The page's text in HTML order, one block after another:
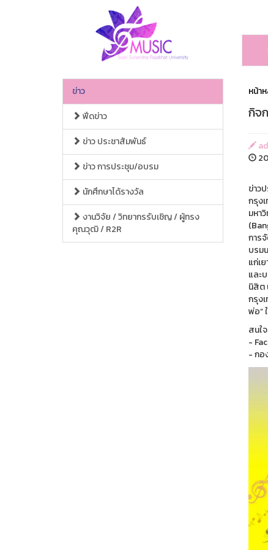
ข่าว
ฟีดข่าว
ข่าว ประชาสัมพันธ์
ข่าว การประชุม/อบรม
นักศึกษาได้รางวัล
งานวิจัย / วิทยากรรับเชิญ / ผู้ทรง
คุณวุฒิ / R2R
หน้า
กิจ
ข่าว
กรุง
มหา
การ
บรม
แก่เ
และ
นิสิต
กรุง
พ่อ”
สนใ
-
- กอ